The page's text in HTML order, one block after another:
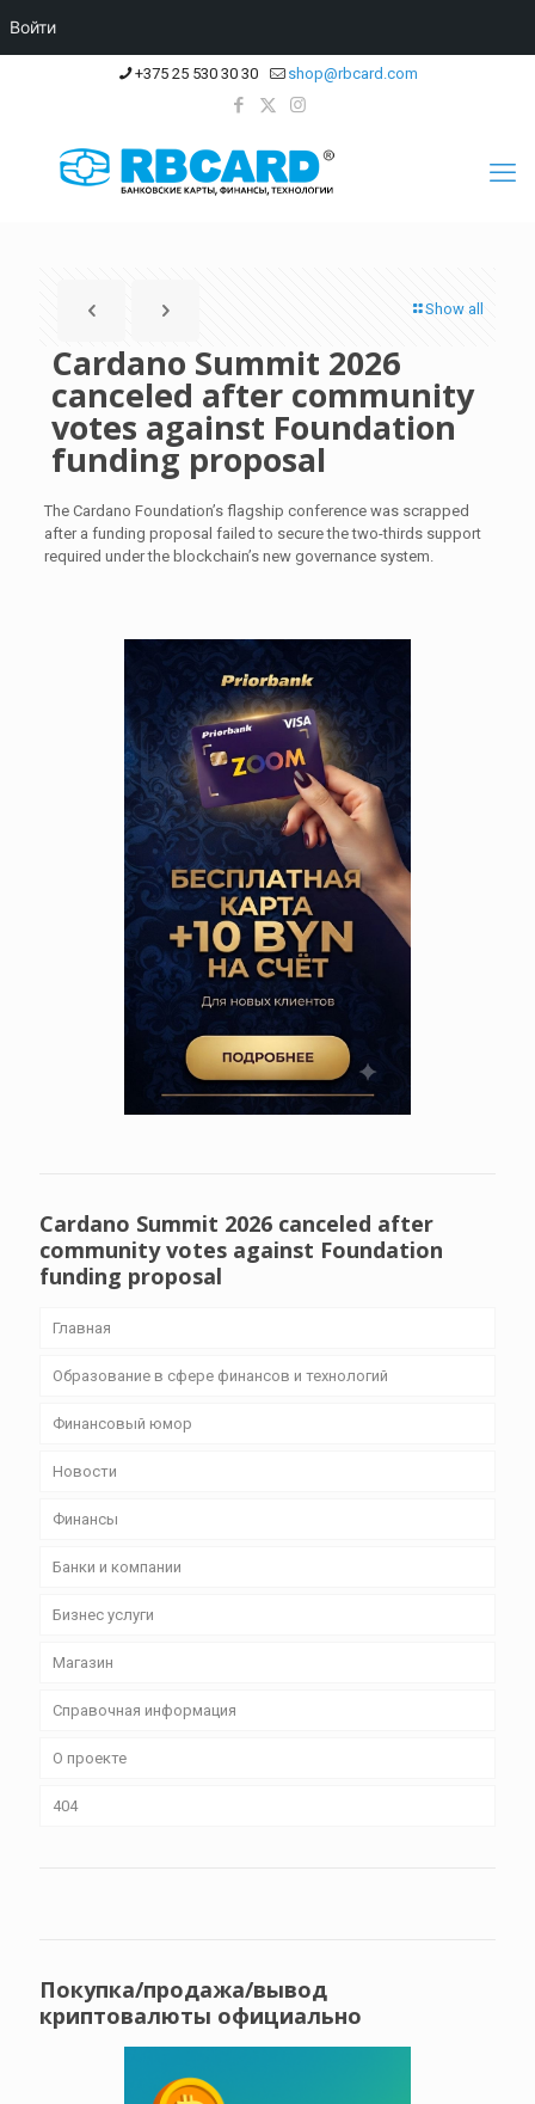
+375 25 530 30 30 shop@rbcard.com
Show all
Cardano Summit 2026
canceled after community
votes against Foundation
funding proposal
The Cardano Foundation’s flagship conference was scrapped
after a funding proposal failed to secure the two-thirds support
required under the blockchain’s new governance system.
Cardano Summit 2026 canceled after
community votes against Foundation
funding proposal
Главная
Образование в сфере финансов и технологий
Финансовый юмор
Новости
Финансы
Банки и компании
Бизнес уcлуги
Магазин
Справочная информация
О проекте
404
Покупка/продажа/вывод
криптовалюты официально
Войти